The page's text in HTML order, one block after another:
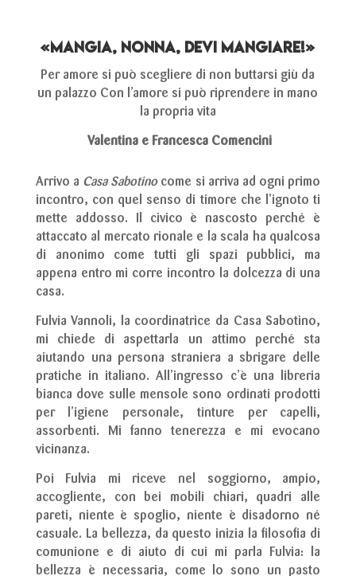
«Mangia, nonna, devi mangiare!»
Per amore si può scegliere di non buttarsi giù da
un palazzo Con l’amore si può riprendere in mano
la propria vita
Valentina e Francesca Comencini
Arrivo a Casa Sabotinocome si arriva ad ogni primo
incontro, con quel senso di timore che l’ignoto ti
mette addosso. Il civico è nascosto perché è
attaccato al mercato rionale e la scala ha qualcosa
di anonimo come tutti gli spazi pubblici, ma
appena entro mi corre incontro la dolcezza di una
casa.
Fulvia Vannoli, la coordinatrice da Casa Sabotino,
mi chiede di aspettarla un attimo perché sta
aiutando una persona straniera a sbrigare delle
pratiche in italiano. All’ingresso c’è una libreria
bianca dove sulle mensole sono ordinati prodotti
per l’igiene personale, tinture per capelli,
assorbenti. Mi fanno tenerezza e mi evocano
vicinanza.
Poi Fulvia mi riceve nel soggiorno, ampio,
accogliente, con bei mobili chiari, quadri alle
pareti, niente è spoglio, niente è disadorno né
casuale. La bellezza, da questo inizia la filosofia di
comunione e di aiuto di cui mi parla Fulvia: la
bellezza è necessaria, come lo sono un pasto